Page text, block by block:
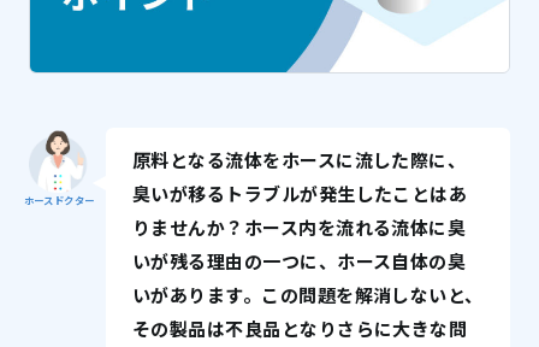
ホースドクター
原料となる流体をホースに流した際に、
臭いが移るトラブルが発生したことはあ
りませんか？ホース内を流れる流体に臭
いが残る理由の一つに、ホース自体の臭
いがあります。この問題を解消しないと、
その製品は不良品となりさらに大きな問